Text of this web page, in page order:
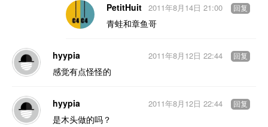
PetitHuit
青蛙和章鱼哥
2011年8月14日 21:00 回复
hyypia
感觉有点怪怪的
2011年8月12日 22:44 回复
hyypia
是木头做的吗？
2011年8月12日 22:44 回复